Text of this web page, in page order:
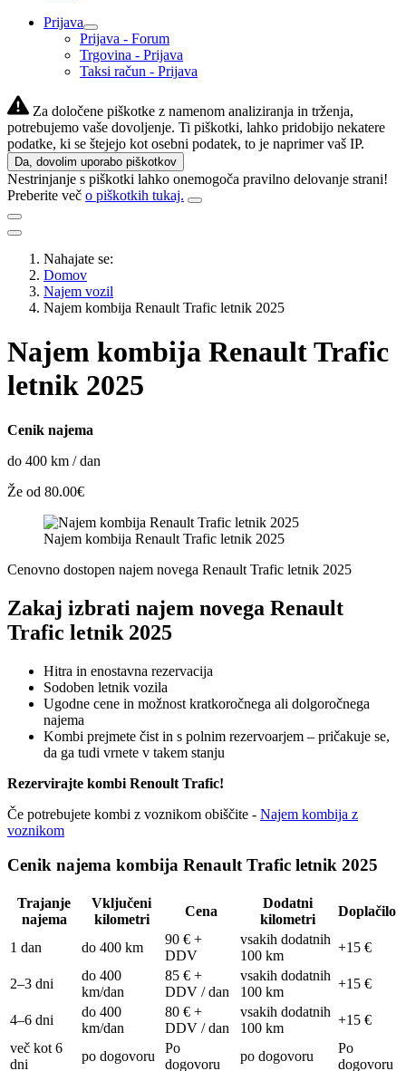
Prijava
Prijava - Forum
Trgovina - Prijava
Taksi račun - Prijava
Za določene piškotke z namenom analiziranja in trženja,
potrebujemo vaše dovoljenje. Ti piškotki, lahko pridobijo nekatere
podatke, ki se štejejo kot osebni podatek, to je naprimer vaš IP.
Da, dovolim uporabo piškotkov
Nestrinjanje s piškotki lahko onemogoča pravilno delovanje strani!
Preberite več o piškotkih tukaj.
Nahajate se:
Domov
Najem vozil
Najem kombija Renault Trafic letnik 2025
Najem kombija Renault Trafic
letnik 2025
Cenik najema
do 400 km / dan
Že od 80.00€
Najem kombija Renault Trafic letnik 2025
Cenovno dostopen najem novega Renault Trafic letnik 2025
Zakaj izbrati najem novega Renault
Trafic letnik 2025
Hitra in enostavna rezervacija
Sodoben letnik vozila
Ugodne cene in možnost kratkoročnega ali dolgoročnega
najema
Kombi prejmete čist in s polnim rezervoarjem – pričakuje se,
da ga tudi vrnete v takem stanju
Rezervirajte kombi Renoult Trafic!
Če potrebujete kombi z voznikom obiščite - Najem kombija z
voznikom
Cenik najema kombija Renault Trafic letnik 2025
Trajanje
najema
Vključeni
kilometri
Cena
Dodatni
kilometri
Doplačilo
1 dan do 400 km
90 € +
DDV
vsakih dodatnih
100 km
+15 €
2–3 dni
do 400
km/dan
85 € +
DDV / dan
vsakih dodatnih
100 km
+15 €
4–6 dni
do 400
km/dan
80 € +
DDV / dan
vsakih dodatnih
100 km
+15 €
več kot 6
dni
po dogovoru
Po
dogovoru
po dogovoru
Po
dogovoru